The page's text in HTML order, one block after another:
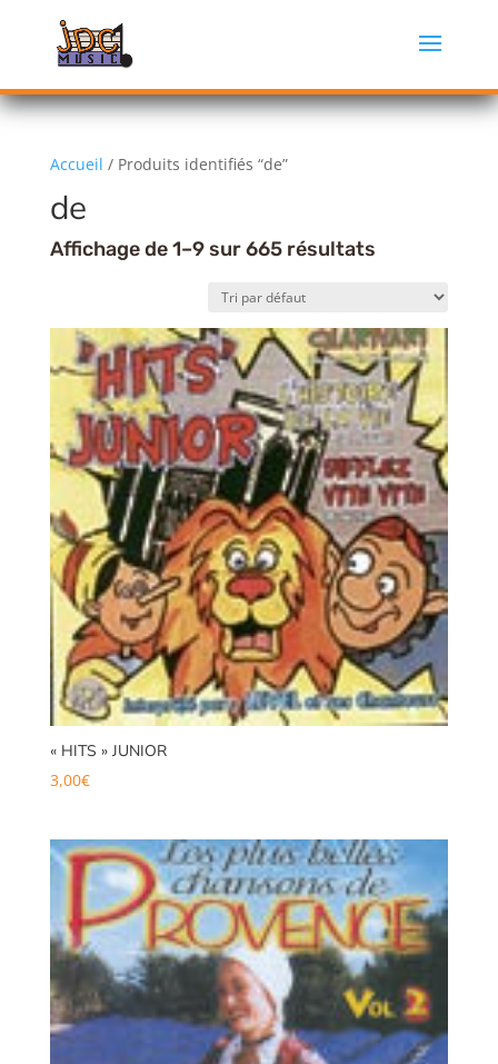
Accueil / Produits identifiés “de”
de
Affichage de 1–9 sur 665 résultats
« HITS » JUNIOR
3,00€